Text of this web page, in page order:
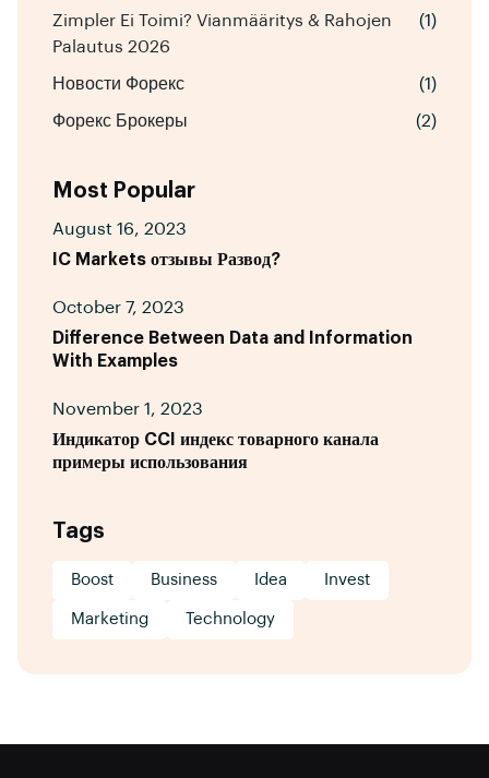
Zimpler Ei Toimi? Vianmääritys & Rahojen
Palautus 2026
(1)
Новости Форекс (1)
Форекс Брокеры (2)
Most Popular
August 16, 2023
IC Markets отзывы Развод?
October 7, 2023
Difference Between Data and Information
With Examples
November 1, 2023
Индикатор CCI индекс товарного канала
примеры использования
Tags
Boost Business Idea Invest
Marketing Technology